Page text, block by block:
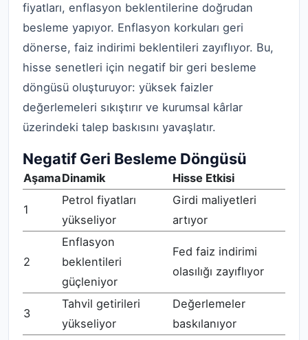
fiyatları, enflasyon beklentilerine doğrudan
besleme yapıyor. Enflasyon korkuları geri
dönerse, faiz indirimi beklentileri zayıflıyor. Bu,
hisse senetleri için negatif bir geri besleme
döngüsü oluşturuyor: yüksek faizler
değerlemeleri sıkıştırır ve kurumsal kârlar
üzerindeki talep baskısını yavaşlatır.
Negatif Geri Besleme Döngüsü
AşamaDinamik Hisse Etkisi
1
Petrol fiyatları
yükseliyor
Girdi maliyetleri
artıyor
2
Enflasyon
beklentileri
güçleniyor
Fed faiz indirimi
olasılığı zayıflıyor
3
Tahvil getirileri
yükseliyor
Değerlemeler
baskılanıyor